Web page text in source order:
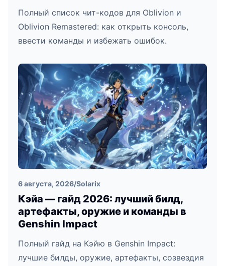
Полный список чит-кодов для Oblivion и
Oblivion Remastered: как открыть консоль,
ввести команды и избежать ошибок.
6 августа, 2026/Solarix
Кэйа — гайд 2026: лучший билд,
артефакты, оружие и команды в
Genshin Impact
Полный гайд на Кэйю в Genshin Impact:
лучшие билды, оружие, артефакты, созвездия